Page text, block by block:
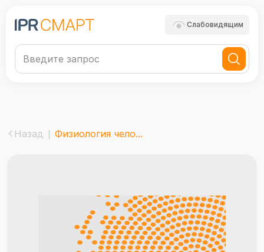
Слабовидящим
Назад Физиология чело...